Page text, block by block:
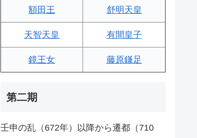
額田王 舒明天皇
天智天皇 有間皇子
鏡王女 藤原鎌足
第二期
壬申の乱（672年）以降から遷都（710